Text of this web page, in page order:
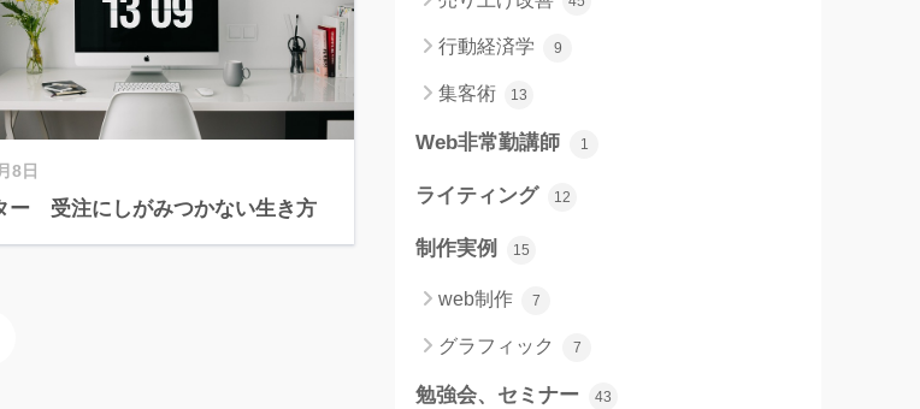
8日
ー 受注にしがみつかない生き方
行動経済学 9
集客術 13
Web非常勤講師 1
ライティング 12
制作実例 15
web制作 7
グラフィック 7
勉強会、セミナー 43